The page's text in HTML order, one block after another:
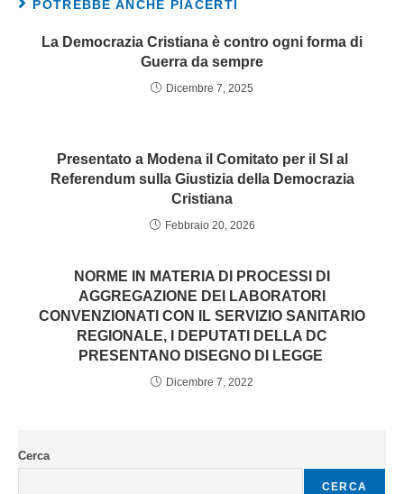
POTREBBE ANCHE PIACERTI
La Democrazia Cristiana è contro ogni forma di
Guerra da sempre
Dicembre 7, 2025
Presentato a Modena il Comitato per il SI al
Referendum sulla Giustizia della Democrazia
Cristiana
Febbraio 20, 2026
NORME IN MATERIA DI PROCESSI DI
AGGREGAZIONE DEI LABORATORI
CONVENZIONATI CON IL SERVIZIO SANITARIO
REGIONALE, I DEPUTATI DELLA DC
PRESENTANO DISEGNO DI LEGGE
Dicembre 7, 2022
Cerca
CERCA